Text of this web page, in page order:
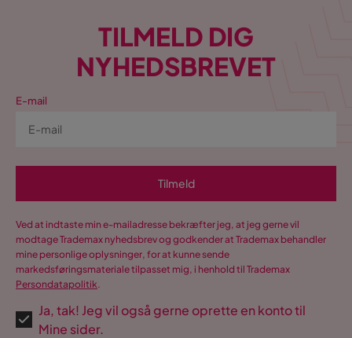
TILMELD DIG
NYHEDSBREVET
E-mail
Tilmeld
Ved at indtaste min e-mailadresse bekræfter jeg, at jeg gerne vil
modtage Trademax nyhedsbrev og godkender at Trademax behandler
mine personlige oplysninger, for at kunne sende
markedsføringsmateriale tilpasset mig, i henhold til Trademax
Persondatapolitik.
Ja, tak! Jeg vil også gerne oprette en konto til
Mine sider.